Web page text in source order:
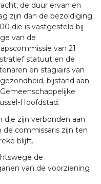
de duur ervan en
zijn dan de bezoldiging
die is vastgesteld bij
van de
van 21
statuut en de
en stagiairs van
bijstand aan
Hoofdstad.
die zijn verbonden aan
commissaris zijn ten
blijft.
de
van de voorziening